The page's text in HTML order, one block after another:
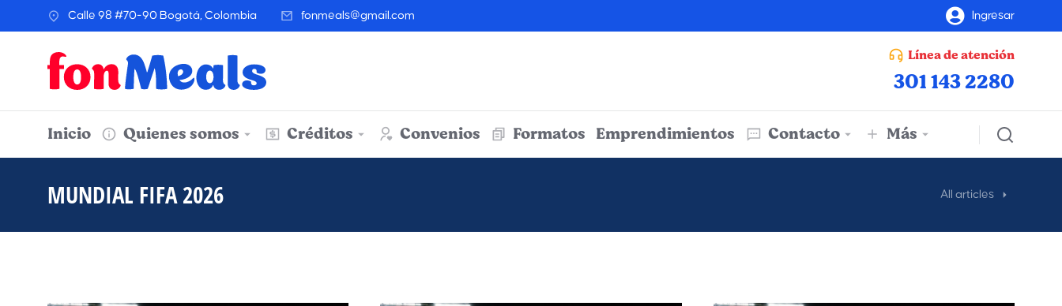
Calle 98 #70-90 Bogotá, Colombia fonmeals@gmail.com Ingresar
Línea de atención
301 143 2280
Inicio Quienes somos Créditos Convenios Formatos Emprendimientos Contacto Más
MUNDIAL FIFA 2026 All articles